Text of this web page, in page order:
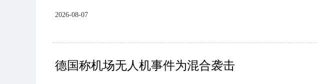
2026-08-07
德国称机场无人机事件为混合袭击